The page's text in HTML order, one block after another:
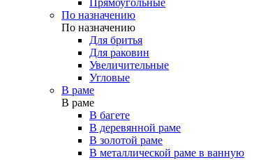
Прямоугольные
По назначению
По назначению
Для бритья
Для раковин
Увеличительные
Угловые
В раме
В раме
В багете
В деревянной раме
В золотой раме
В металлической раме в ванную